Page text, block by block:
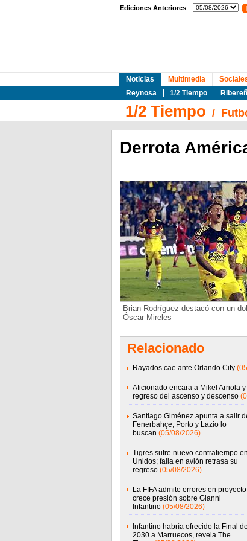
Ediciones Anteriores
Noticias
Reynosa
1/2 Tiempo
Multimedia
1/2 Tiempo /
Derrota
Brian Rodríguez destacó con un
Óscar Mireles
Relacionado
Rayados cae ante Orlando City
Aficionado encara a Mikel Arriola y
regreso del ascenso y descenso
Santiago Giménez apunta a salir
Fenerbahçe, Porto y Lazio lo
buscan (05/08/2026)
Tigres sufre nuevo contratiempo
Unidos; falla en avión retrasa su
regreso (05/08/2026)
La FIFA admite errores en
crece presión sobre Gianni
Infantino (05/08/2026)
Infantino habría ofrecido la Final
2030 a Marruecos, revela The